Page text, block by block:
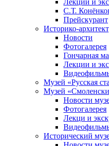
Лекции и
С.Т.
Прейскурант
Историко-
Новости
Фотогалерея
Гончарная
Лекции и
Музей «Русская
Музей
Новости
Фотогалерея
Лекци и
Исторический